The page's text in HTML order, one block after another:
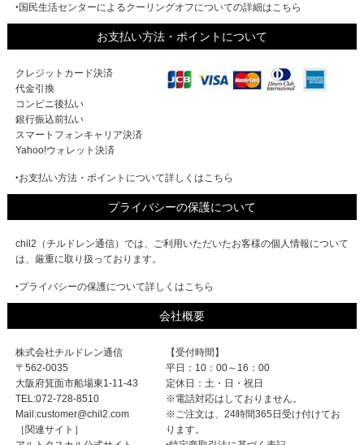
‣国民生活センターによるクーリングオフについての詳細はこちら
お支払い方法・ポイントについて
クレジットカード決済
代金引換
コンビニ後払い
銀行振込前払い
スマートフォンキャリア決済
Yahoo!ウォレット決済
‣お支払い方法・ポイントについて詳しくはこちら
プライバシーの保護について
chil2（チルドレン通信）では、ご利用いただいたお客様の個人情報について
は、厳重に取り扱っております。
‣プライバシーの保護について詳しくはこちら
会社概要
株式会社チルドレン通信
〒562-0035
大阪府箕面市船場東1-11-43
TEL:072-728-8510
Mail:customer@chil2.com
［関連サイト］
【受付時間】
平日：10：00～16：00
定休日：土・日・祝日
※電話対応はしておりません。
※ご注文は、24時間365日受け付けてお
ります。